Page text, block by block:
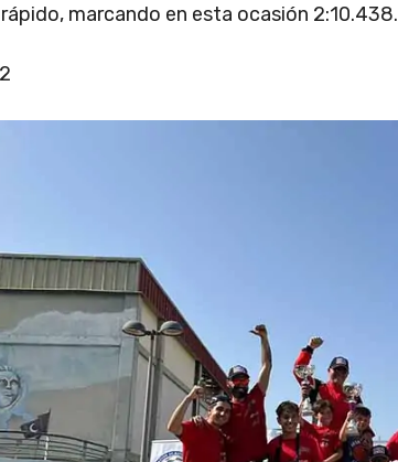
marcando en esta ocasión 2:10.438.